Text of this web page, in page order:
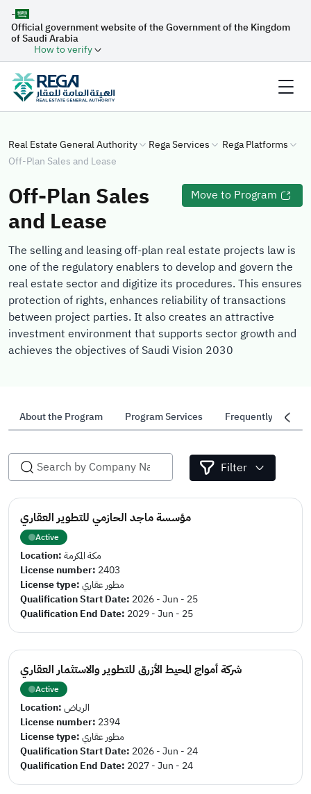
-
Official government website of the Government of the Kingdom
of Saudi Arabia
How to verify
Real Estate General Authority Rega Services
Rega Platforms
Off-Plan Sales and Lease
Off-Plan Sales
and Lease
Move to Program
The selling and leasing off-plan real estate projects law is
one of the regulatory enablers to develop and govern the
real estate sector and digitize its procedures. This ensures
protection of rights, enhances reliability of transactions
between project parties. It also creates an attractive
investment environment that supports sector growth and
achieves the objectives of Saudi Vision 2030
About the Program Program Services Frequently Asked
Filter
مؤسسة ماجد الحازمي للتطوير العقاري
Active
Location:مكة المكرمة
License number: 2403
License type:مطور عقاري
Qualification Start Date: 2026 - Jun - 25
Qualification End Date: 2029 - Jun - 25
شركة أمواج المحيط الأزرق للتطوير والاستثمار العقاري
Active
Location:الرياض
License number: 2394
License type:مطور عقاري
Qualification Start Date: 2026 - Jun - 24
Qualification End Date: 2027 - Jun - 24